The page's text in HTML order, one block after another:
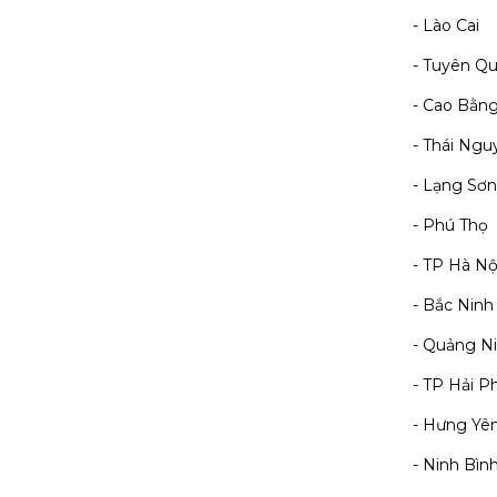
- Lào Cai
- Tuyên
- Cao Bằng
- Thái
- Lạng Sơn
- Phú Thọ
- TP Hà
- Bắc Ninh
- Quảng
- TP Hải
- Hưng
- Ninh Bình